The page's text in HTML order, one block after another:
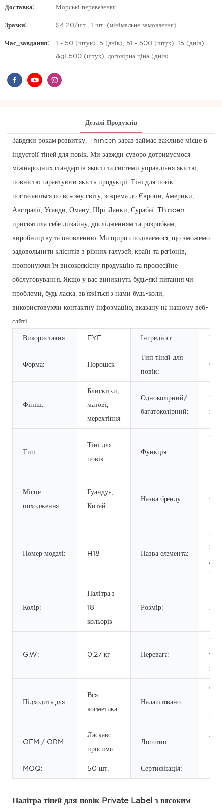
Доставка: Морські перевезення
Зразки: $4.20/шт., 1 шт. (мінімальне замовлення)
Час_завдання: 1 - 50 (штук): 5 (днів), 51 - 500 (штук): 15 (днів),
&gt;500 (штук): договірна ціна (днів)
Деталі Продуктів
Завдяки рокам розвитку, Thincen зараз займає важливе місце в
індустрії тіней для повік. Ми завжди суворо дотримуємося
міжнародних стандартів якості та системи управління якістю,
повністю гарантуючи якість продукції. Тіні для повік
постачаються по всьому світу, зокрема до Європи, Америки,
Австралії, Уганди, Оману, Шрі-Ланки, Сурабаї. Thincen
присвятила себе дизайну, дослідженням та розробкам,
виробництву та оновленню. Ми щиро сподіваємося, що зможемо
задовольнити клієнтів з різних галузей, країн та регіонів,
пропонуючи їм високоякісну продукцію та професійне
обслуговування. Якщо у вас виникнуть будь-які питання чи
проблеми, будь ласка, зв'яжіться з нами будь-коли,
використовуючи контактну інформацію, вказану на нашому веб-
сайті.
Використання: EYE Інгредієнт:
Форма: Порошок
Тип тіней для
повік:
Фініш:
Блискітки,
матові,
мерехтіння
Одноколірний/
багатоколірний:
Тип:
Тіні для
повік
Функція:
Місце
походження:
Гуандун,
Китай
Назва бренду:
Номер моделі: H18 Назва елемента:
18
Колір:
Палітра з
18
кольорів
Розмір:
G.W: 0,27 кг Перевага:
Підходить для:
Вся
косметика
Налаштовано:
OEM / ODM:
Ласкаво
просимо
Логотип:
MOQ: 50 шт. Сертифікація:
Палітра тіней для повік Private Label з високим